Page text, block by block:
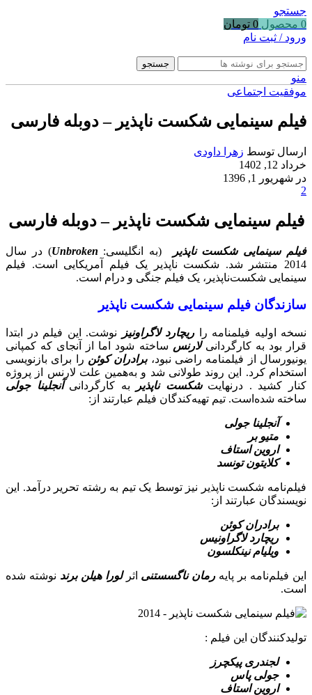
جستجو
0 محصول 0 تومان
ورود / ثبت نام
جستجو
منو
موفقیت اجتماعی
فیلم سینمایی شکست ناپذیر – دوبله فارسی
ارسال توسط زهرا داودی
خرداد 12, 1402
در شهریور 1, 1396
2
فیلم سینمایی شکست ناپذیر – دوبله فارسی
فیلم سینمایی شکست ناپذیر (به انگلیسی: Unbroken) در سال
2014 منتشر شد. شکست ناپذیر یک فیلم آمریکایی است. فیلم
سینمایی شکست‌ناپذیر، یک فیلم جنگی و درام است.
سازندگان فیلم سینمایی شکست ناپذیر
نسخه اولیه فیلمنامه راریچارد لاگراونیز
نوشت. این فیلم در ابتدا
قرار بود به کارگردانی لارنس ساخته شود اما از آنجای که کمپانی
یونیورسال از فیلمنامه راضی نبود،برادران کوئن را برای بازنویسی
استخدام کرد. این روند طولانی شد و به‌همین علت لارنس از پروژه
کنار کشید . درنهایتشکست ناپذیر به کارگردانی آنجلینا جولی
ساخته شده‌است. تیم تهیه‌کندگان فیلم عبارتند از:
آنجلینا جولی
متیو بر
اروین استاف
کلایتون تونسد
فیلم‌نامه شکست ناپذیر نیز توسط یک تیم به رشته تحریر درآمد. این
نویسندگان عبارتند از:
برادران کوئن
ریچارد لاگراونیس
ویلیام نینکلسون
این فیلم‌نامه بر پایه رمان ناگسستنی اثر لورا هیلن برند نوشته شده
است.
تولیدکنندگان این فیلم :
لجندری پیکچرز
جولی پاس
اروین استاف